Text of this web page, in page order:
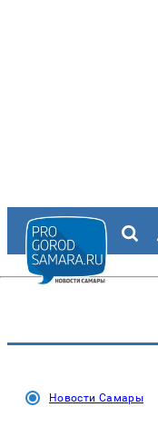
Новости Самары